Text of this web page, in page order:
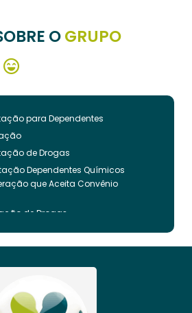
OGRUPO
para Dependentes
de Drogas
Dependentes Químicos
que Aceita Convênio
de Drogas
de Dependentes Químicos
de Drogas Pelo Bradesco
que Aceita Convenio
Involuntaria